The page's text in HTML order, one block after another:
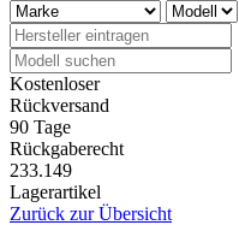
Kostenloser
Rückversand
90 Tage
Rückgaberecht
233.149
Lagerartikel
Zurück zur Übersicht